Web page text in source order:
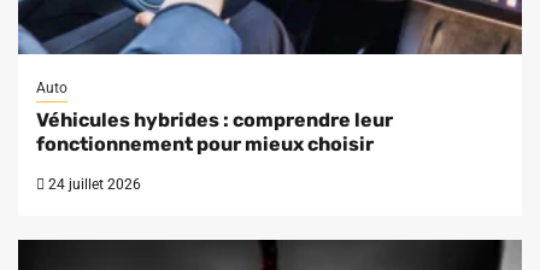
Auto
Véhicules hybrides : comprendre leur
fonctionnement pour mieux choisir
24 juillet 2026